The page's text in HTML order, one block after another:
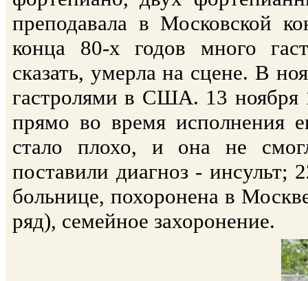
преподавала в Московской
конца 80-х годов много
сказать, умерла на сцене. В
гастролями в США. 13 ноября
прямо во время исполнения
стало плохо, и она не
поставили диагноз - инсульт;
больнице, похоронена в
ряд), семейное захоронение.